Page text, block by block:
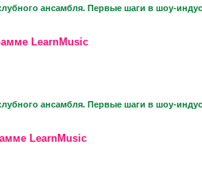
ансамбля. Первые шаги в шоу-
LearnMusic
ансамбля. Первые шаги в шоу-
LearnMusic